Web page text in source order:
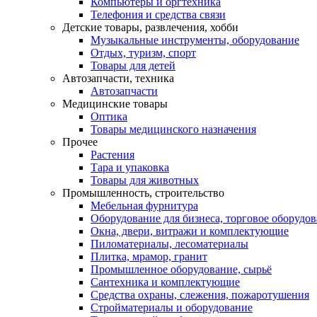
Телефония и средства связи
Детские товары, развлечения, хобби
Музыкальные инструменты, оборудование
Отдых, туризм, спорт
Товары для детей
Автозапчасти, техника
Автозапчасти
Медицинские товары
Оптика
Товары медицинского назначения
Прочее
Растения
Тара и упаковка
Товары для животных
Промышленность, строительство
Мебельная фурнитура
Оборудование для бизнеса, торговое
Окна, двери, витражи и комплектующие
Пиломатериалы, лесоматериалы
Плитка, мрамор, гранит
Промышленное оборудование, сырьё
Сантехника и комплектующие
Средства охраны, слежения, пожаротушения
Стройматериалы и оборудование